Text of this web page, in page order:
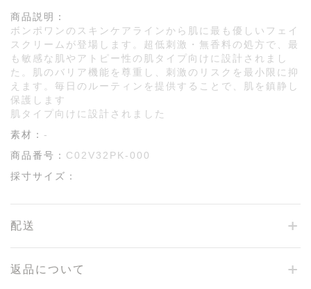
商品説明：
ボンポワンのスキンケアラインから肌に最も優しいフェイ
スクリームが登場します。超低刺激・無香料の処方で、最
も敏感な肌やアトピー性の肌タイプ向けに設計されまし
た。肌のバリア機能を尊重し、刺激のリスクを最小限に抑
えます。毎日のルーティンを提供することで、肌を鎮静し
保護します
肌タイプ向けに設計されました
素材： -
商品番号： C02V32PK-000
採寸サイズ：
配送
返品について